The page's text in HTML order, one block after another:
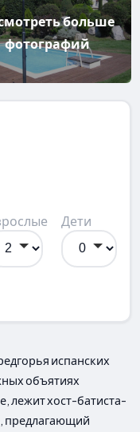
больше
фотографий
Дети
испанских
объятиях
лежит хост-батиста-
предлагающий